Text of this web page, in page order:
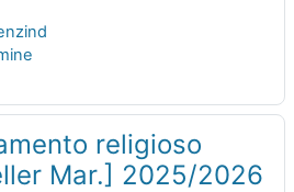
religioso
Mar.] 2025/2026